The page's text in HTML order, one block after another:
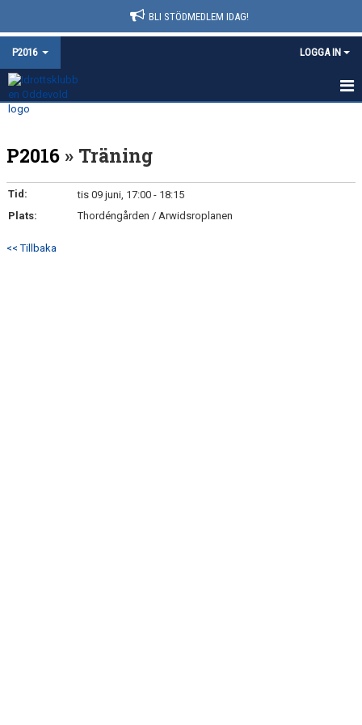
BLI STÖDMEDLEM IDAG!
P2016 LOGGA IN
HEM
NYHETER
KALENDER
MATCHER
P2016 » Träning
Tid:
tis 09 juni, 17:00 - 18:15
Plats:
Thordéngården / Arwidsroplanen
<< Tillbaka